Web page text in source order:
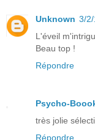
Unknown 3/
L'éveil
Beau top !
Répondre
Psycho-
très jolie
Répondre